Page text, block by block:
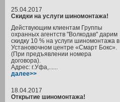
25.04.2017
Скидки на услуги шиномонтажа!
Действующим клиентам Группы
охранных агентств "Волкодав" дарим
скидку 10 % на услуги шиномонтажа в
Установочном центре «Смарт Бокс».
(При предъявлении номера
договора).
Адрес: г.Уфа,......
далее>>
18.04.2017
Открытие шиномонтажа!